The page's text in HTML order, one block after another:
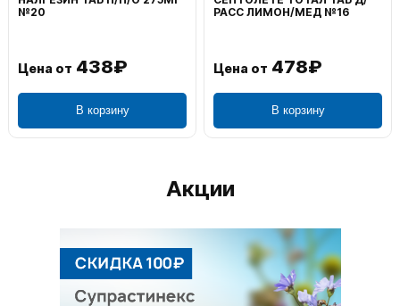
№20
Цена от 438₽
В корзину
РАСС ЛИМОН/МЕД №16
Цена от 478₽
В корзину
Акции